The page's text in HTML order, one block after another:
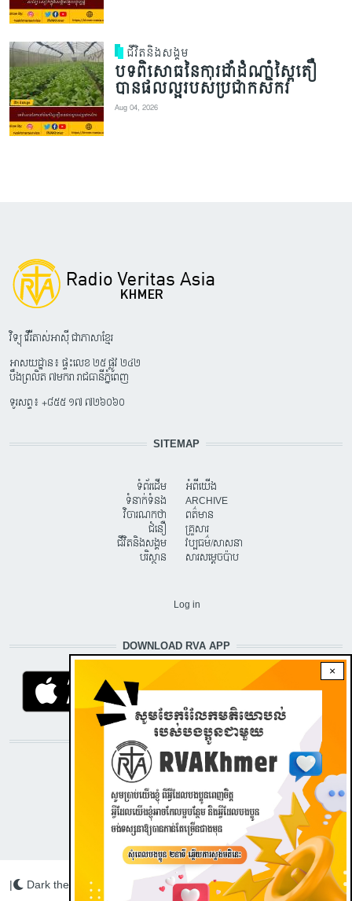
ជីវិតនិងសង្គម
បទពិសោធនៃការដាំដំណាំស្ពៃតឿ
បានផលល្អរបស់ប្រជាកសិករ
Aug 04, 2026
×
វិទ្យុ វើរីតាស់អាស៊ី ជាភាសាខ្មែរ
អាសយដ្ឋាន៖ ផ្ទះលេខ ២៥ ផ្លូវ ២៤២
បឹងព្រលិត ៧មករា រាជធានីភ្នំពេញ
ទូរសព្ទ៖ +៨៥៥ ១៧ ៧២៦០៦០
SITEMAP
ទំព័រដើម
ទំនាក់ទំនង
វិចារណកថា
ជំនឿ
ជីវិតនិងសង្គម
បរិស្ថាន
អំពីយើង
ARCHIVE
ពត៌មាន
គ្រួសារ
វប្បធម៌/សាសនា
សារសម្តេចប៉ាប
Log in
DOWNLOAD RVA APP
STAY CONNECTED WITH US!
| Dark theme